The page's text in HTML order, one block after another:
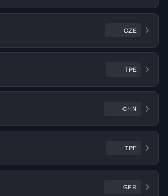
CZE
TPE
CHN
TPE
GER